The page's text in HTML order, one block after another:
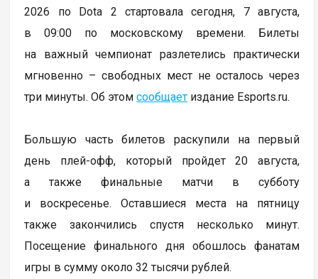
2026 по Dota 2 стартовала сегодня, 7 августа,
в 09:00 по московскому времени. Билеты
на важный чемпионат разлетелись практически
мгновенно – свободных мест не осталось через
три минуты. Об этомсообщает издание Esports.ru.
Большую часть билетов раскупили на первый
день плей-офф, который пройдет 20 августа,
а также финальные матчи в субботу
и воскресенье. Оставшиеся места на пятницу
также закончились спустя несколько минут.
Посещение финального дня обошлось фанатам
игры в сумму около 32 тысячи рублей.